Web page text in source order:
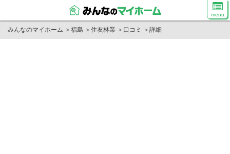
menu
みんなのマイホーム ＞ 福島 ＞ 住友林業 ＞ 口コミ ＞ 詳細